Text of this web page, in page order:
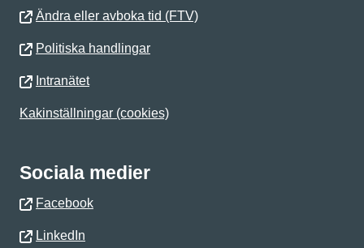
Ändra eller avboka tid (FTV)
Politiska handlingar
Intranätet
Kakinställningar (cookies)
Sociala medier
Facebook
LinkedIn